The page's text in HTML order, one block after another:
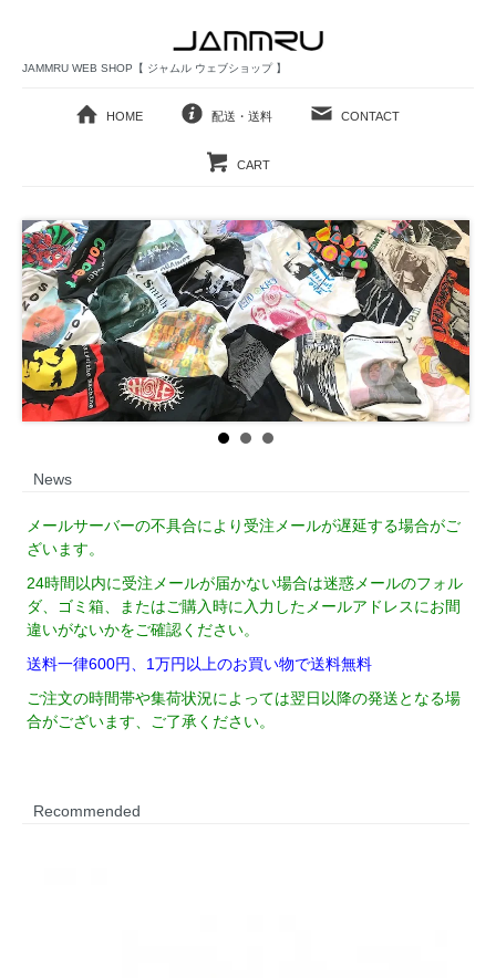
JAMMRU WEB SHOP【 ジャムル ウェブショップ 】
HOME 配送・送料 CONTACT
CART
News
メールサーバーの不具合により受注メールが遅延する場合がご
ざいます。
24時間以内に受注メールが届かない場合は迷惑メールのフォル
ダ、ゴミ箱、またはご購入時に入力したメールアドレスにお間
違いがないかをご確認ください。
送料一律600円、1万円以上のお買い物で送料無料
ご注文の時間帯や集荷状況によっては翌日以降の発送となる場
合がございます、ご了承ください。
Recommended